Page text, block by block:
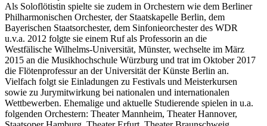
Als Soloflötistin spielte sie zudem in Orchestern wie dem Berliner
Philharmonischen Orchester, der Staatskapelle Berlin, dem
Bayerischen Staatsorchester, dem Sinfonieorchester des WDR
u.v.a. 2012 folgte sie einem Ruf als Professorin an die
Westfälische Wilhelms-Universität, Münster, wechselte im März
2015 an die Musikhochschule Würzburg und trat im Oktober 2017
die Flötenprofessur an der Universität der Künste Berlin an.
Vielfach folgt sie Einladungen zu Festivals und Meisterkursen
sowie zu Jurymitwirkung bei nationalen und internationalen
Wettbewerben. Ehemalige und aktuelle Studierende spielen in u.a.
folgenden Orchestern: Theater Mannheim, Theater Hannover,